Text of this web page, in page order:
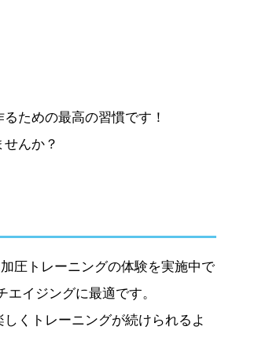
ための最高の習慣です！
んか？
圧トレーニングの体験を実施中で
イジングに最適です。
くトレーニングが続けられるよ